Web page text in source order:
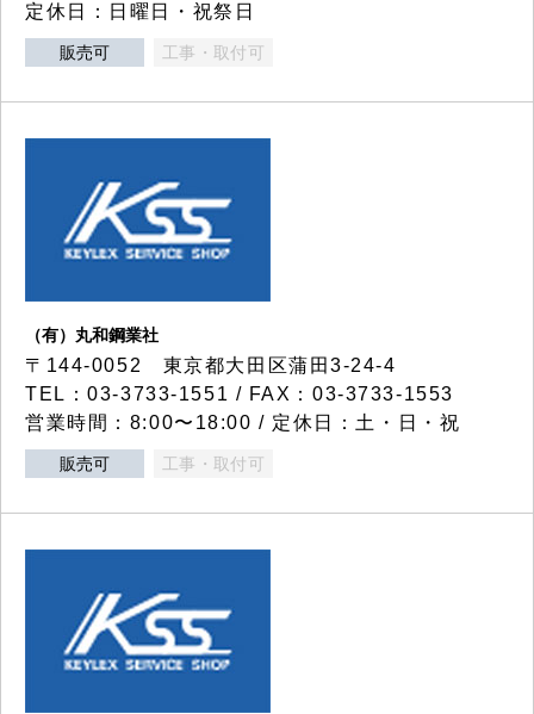
定休日：日曜日・祝祭日
販売可 工事・取付可
（有）丸和鋼業社
〒144-0052 東京都大田区蒲田3-24-4
TEL：03-3733-1551 / FAX：03-3733-1553
営業時間：8:00〜18:00 / 定休日：土・日・祝
販売可 工事・取付可